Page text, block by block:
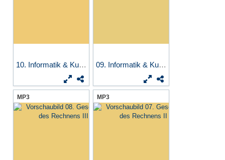
10. Informatik & Kultur II... 09. Informatik & Kultur I...
MP3 MP3